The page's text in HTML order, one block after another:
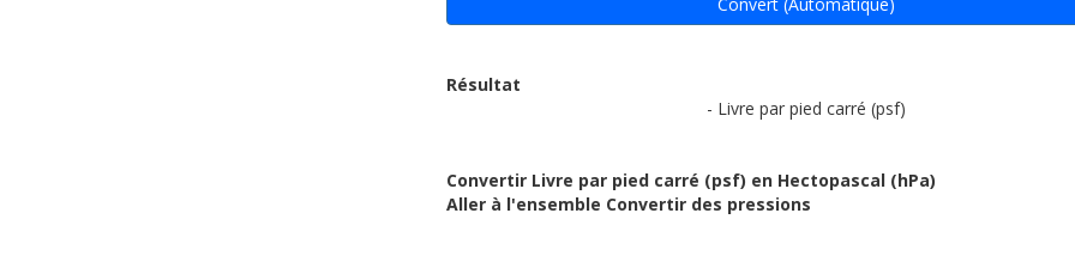
Résultat
- Livre par pied carré (psf)
Convertir Livre par pied carré (psf) en Hectopascal (hPa)
Aller à l'ensemble Convertir des pressions